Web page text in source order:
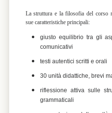
La struttura e la filosofia del corso
sue caratteristiche principali:
giusto equilibrio tra gli
comunicativi
testi autentici scritti e orali
30 unità didattiche, brevi
riflessione attiva sulle
grammaticali